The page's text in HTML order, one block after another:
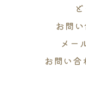
お問い
メー
お問い